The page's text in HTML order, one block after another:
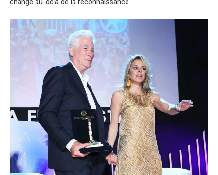
changé au-delà de la reconnaissance.